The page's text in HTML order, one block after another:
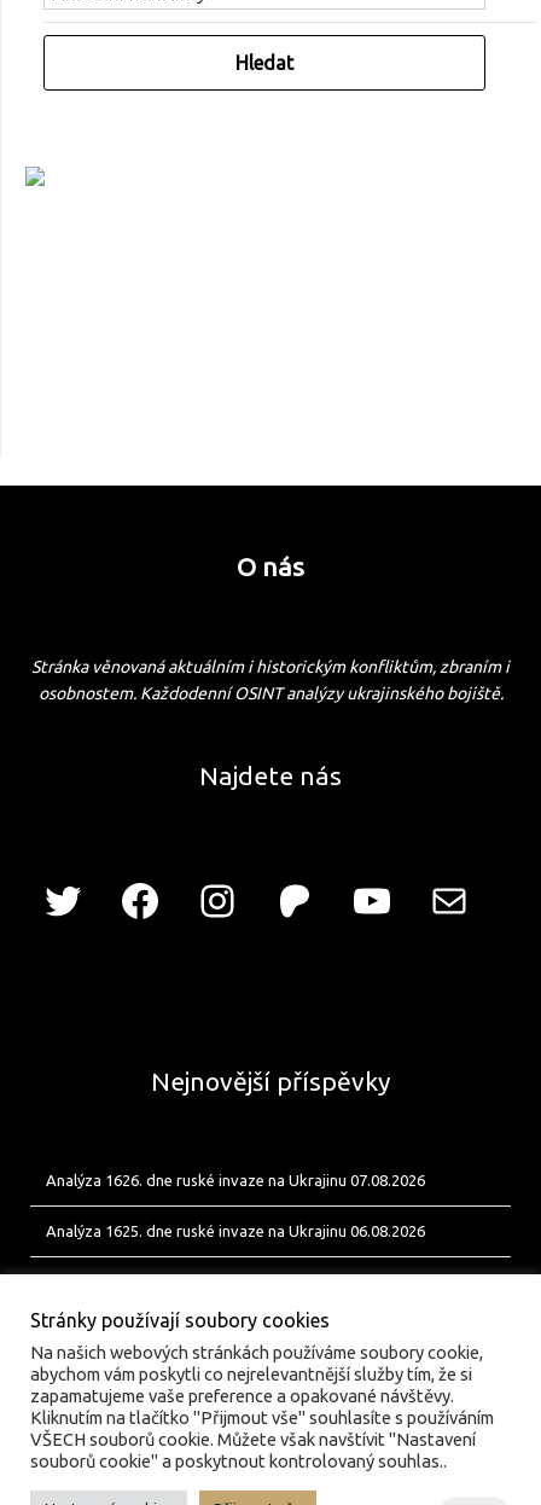
O nás
Stránka věnovaná aktuálním i historickým konfliktům, zbraním i
osobnostem. Každodenní OSINT analýzy ukrajinského bojiště.
Najdete nás
Nejnovější příspěvky
Analýza 1626. dne ruské invaze na Ukrajinu 07.08.2026
Analýza 1625. dne ruské invaze na Ukrajinu 06.08.2026
Stránky používají soubory cookies
Na našich webových stránkách používáme soubory cookie,
abychom vám poskytli co nejrelevantnější služby tím, že si
zapamatujeme vaše preference a opakované návštěvy.
Kliknutím na tlačítko "Přijmout vše" souhlasíte s používáním
VŠECH souborů cookie. Můžete však navštívit "Nastavení
souborů cookie" a poskytnout kontrolovaný souhlas..